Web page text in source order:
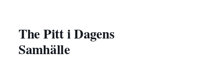
The Pitt i Dagens
Samhälle